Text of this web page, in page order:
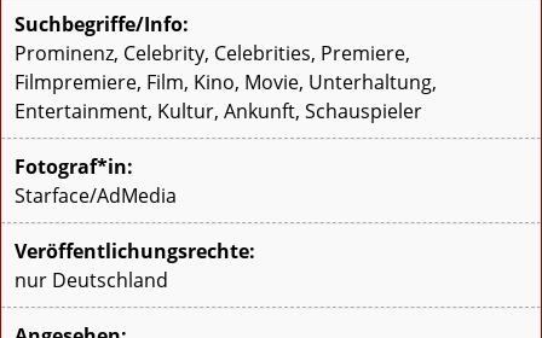
Suchbegriffe/Info:
Prominenz, Celebrity, Celebrities, Premiere,
Filmpremiere, Film, Kino, Movie, Unterhaltung,
Entertainment, Kultur, Ankunft, Schauspieler
Fotograf*in:
Starface/AdMedia
Veröffentlichungsrechte:
nur Deutschland